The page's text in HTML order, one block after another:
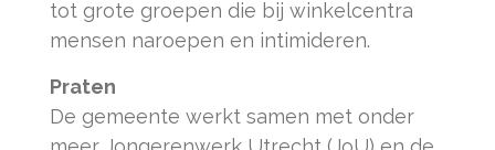
tot grote groepen die bij winkelcentra
mensen naroepen en intimideren.
Praten
De gemeente werkt samen met onder